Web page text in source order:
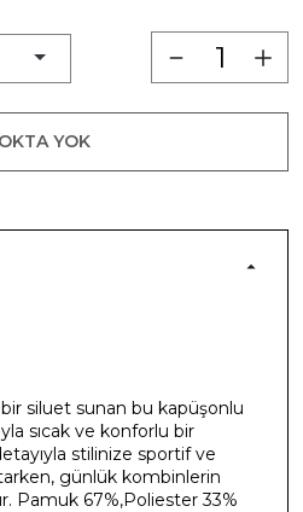
YOK
siluet sunan bu kapüşonlu
sıcak ve konforlu bir
stilinize sportif ve
günlük kombinlerin
Pamuk 67%,Poliester 33%